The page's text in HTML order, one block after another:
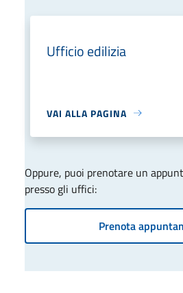
Ufficio edilizia
VAI ALLA PAGINA
Oppure, puoi prenotare un
presso gli uffici:
Prenota